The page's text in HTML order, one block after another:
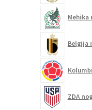
Mehika
Belgija
ZDA